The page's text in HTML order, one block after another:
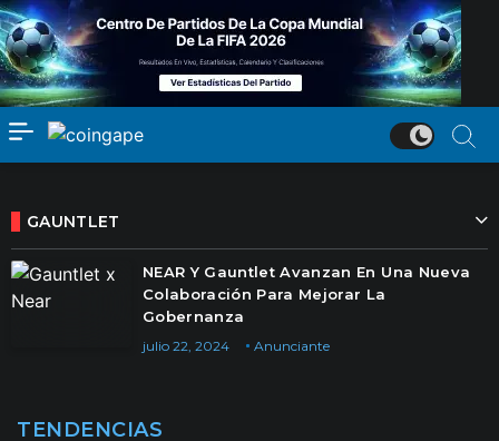
GAUNTLET
NEAR Y Gauntlet Avanzan En Una Nueva
Colaboración Para Mejorar La
Gobernanza
Anunciante
julio 22, 2024
TENDENCIAS